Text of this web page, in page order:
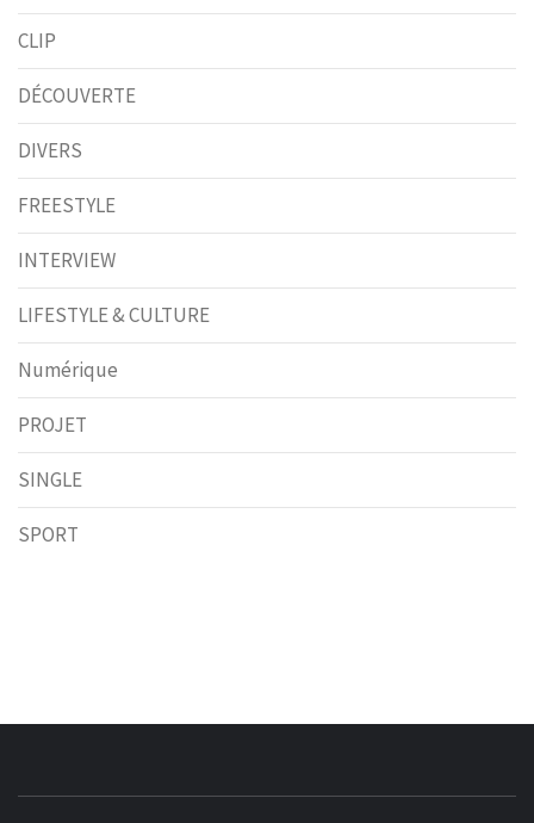
CLIP
DÉCOUVERTE
DIVERS
FREESTYLE
INTERVIEW
LIFESTYLE & CULTURE
Numérique
PROJET
SINGLE
SPORT